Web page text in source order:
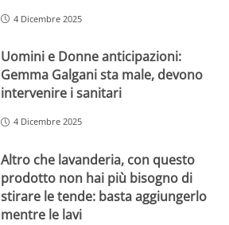
4 Dicembre 2025
Uomini e Donne anticipazioni:
Gemma Galgani sta male, devono
intervenire i sanitari
4 Dicembre 2025
Altro che lavanderia, con questo
prodotto non hai più bisogno di
stirare le tende: basta aggiungerlo
mentre le lavi